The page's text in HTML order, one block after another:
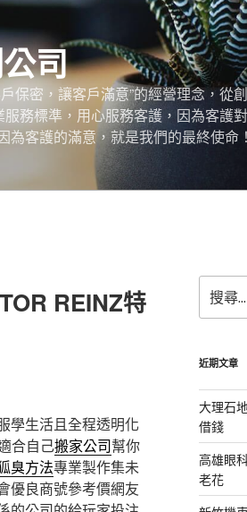
司
保密，讓客戶滿意”的經營理念，從
務標準，用心服務客護，因為客護
客護的滿意，就是我們的最終使命！
REINZ特
學生活且全程透明化
合自己搬家公司幫你
臭方法專業製作集未
優良商號參考價網友
尋
關
字:
近期文章
大理石
借錢
高雄眼
老花